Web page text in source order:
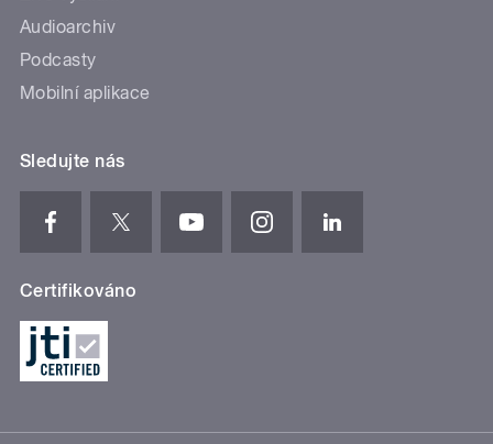
Audioarchiv
Podcasty
Mobilní aplikace
Sledujte nás
Certifikováno